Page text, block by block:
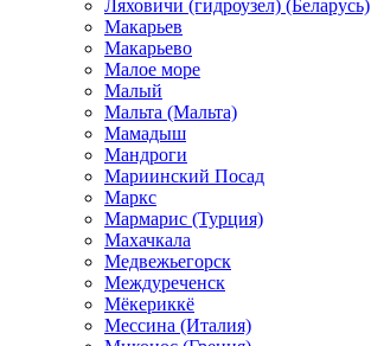
Ляховичи (гидроузел) (Беларусь)
Макарьев
Макарьево
Малое море
Малый
Мальта (Мальта)
Мамадыш
Мандроги
Мариинский Посад
Маркс
Мармарис (Турция)
Махачкала
Медвежьегорск
Междуреченск
Мёкериккё
Мессина (Италия)